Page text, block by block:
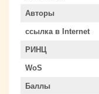
Авторы
ссылка в Internet
РИНЦ
WoS
Баллы